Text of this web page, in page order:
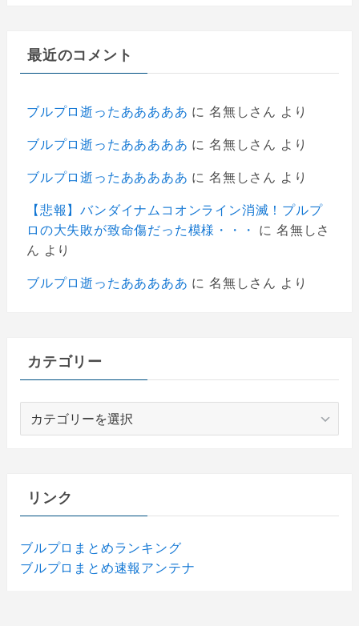
最近のコメント
ブルプロ逝ったあああああ に 名無しさん より
ブルプロ逝ったあああああ に 名無しさん より
ブルプロ逝ったあああああ に 名無しさん より
【悲報】バンダイナムコオンライン消滅！プルプ
ロの大失敗が致命傷だった模様・・・
に 名無しさ
ん より
ブルプロ逝ったあああああ に 名無しさん より
カテゴリー
ーリンク
ブルプロまとめランキング
ブルプロまとめ速報アンテナ